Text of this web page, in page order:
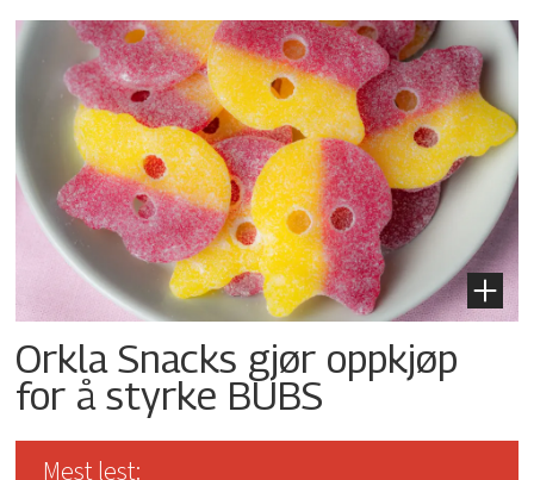
Orkla Snacks gjør oppkjøp
for å styrke BUBS
Mest lest: